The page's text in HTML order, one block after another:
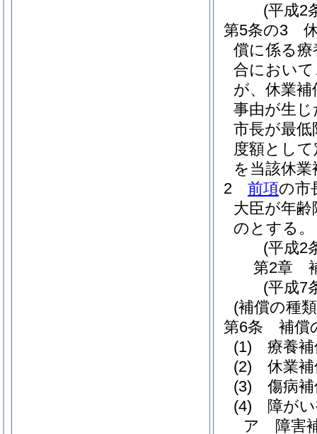
(平成2
第5条の3
償に係る
合におい
が、休業
事由が生
市長が最
度額とし
を当該休
2
前項の市
大臣が年
のとする。
(平成2
第2章
(平成7
(補償の種
第6条
補償
(1)
療養
(2)
休業
(3)
傷病
(4)
障が
ア
障害